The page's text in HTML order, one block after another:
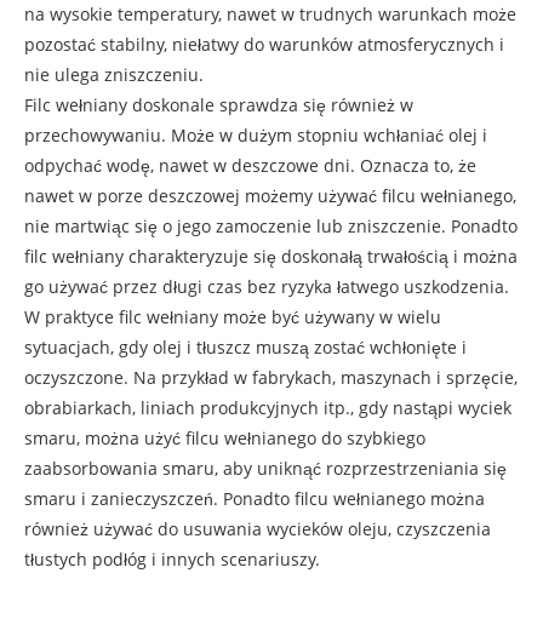
na wysokie temperatury, nawet w trudnych warunkach może
pozostać stabilny, niełatwy do warunków atmosferycznych i
nie ulega zniszczeniu.
Filc wełniany doskonale sprawdza się również w
przechowywaniu. Może w dużym stopniu wchłaniać olej i
odpychać wodę, nawet w deszczowe dni. Oznacza to, że
nawet w porze deszczowej możemy używać filcu wełnianego,
nie martwiąc się o jego zamoczenie lub zniszczenie. Ponadto
filc wełniany charakteryzuje się doskonałą trwałością i można
go używać przez długi czas bez ryzyka łatwego uszkodzenia.
W praktyce filc wełniany może być używany w wielu
sytuacjach, gdy olej i tłuszcz muszą zostać wchłonięte i
oczyszczone. Na przykład w fabrykach, maszynach i sprzęcie,
obrabiarkach, liniach produkcyjnych itp., gdy nastąpi wyciek
smaru, można użyć filcu wełnianego do szybkiego
zaabsorbowania smaru, aby uniknąć rozprzestrzeniania się
smaru i zanieczyszczeń. Ponadto filcu wełnianego można
również używać do usuwania wycieków oleju, czyszczenia
tłustych podłóg i innych scenariuszy.